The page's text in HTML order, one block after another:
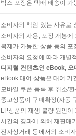
박스 포장은 택배 배송이
소비자의 책임 있는 사유로
소비자의 사용, 포장 개봉
복제가 가능한 상품 등의
소비자의 요청에 따라 개별
디지털 컨텐츠인 eBook,
eBook 대여 상품은 대여 기
모바일 쿠폰 등록 후 취소/
중고상품이 구매확정(자동
LP상품의 재생 불량 원인
시간의 경과에 의해 재판매
전자상거래 등에서의 소비